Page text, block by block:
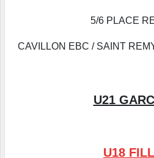
5/6 PLACE
CAVILLON EBC / SAINT
U21
U18